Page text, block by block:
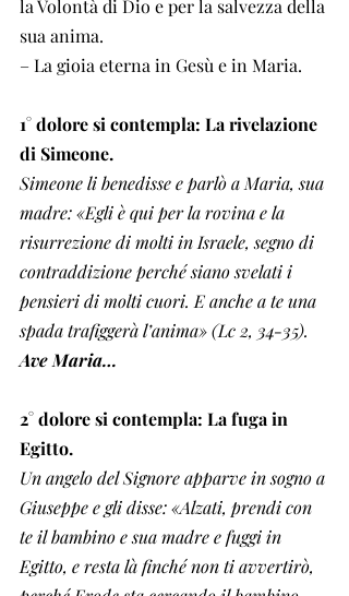
la Volontà di Dio e per la salvezza della
sua anima.
– La gioia eterna in Gesù e in Maria.
1° dolore si contempla: La rivelazione
di Simeone.
Simeone li benedisse e parlò a Maria, sua
madre: «Egli è qui per la rovina e la
risurrezione di molti in Israele, segno di
contraddizione perché siano svelati i
pensieri di molti cuori. E anche a te una
spada trafiggerà l’anima» (Lc 2, 34-35).
Ave Maria…
2° dolore si contempla: La fuga in
Egitto.
Un angelo del Signore apparve in sogno a
Giuseppe e gli disse: «Alzati, prendi con
te il bambino e sua madre e fuggi in
Egitto, e resta là finché non ti avvertirò,